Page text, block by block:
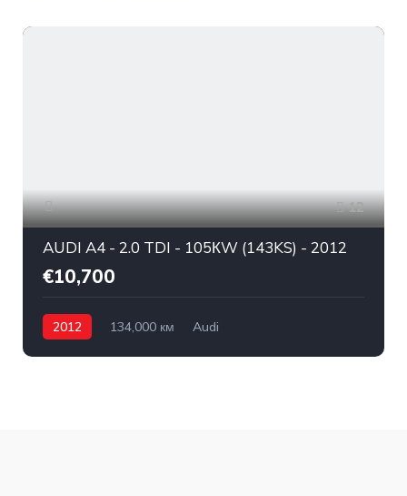
12
AUDI A4 - 2.0 TDI - 105КW (143KS) - 2012
€10,700
2012 134,000 км Audi